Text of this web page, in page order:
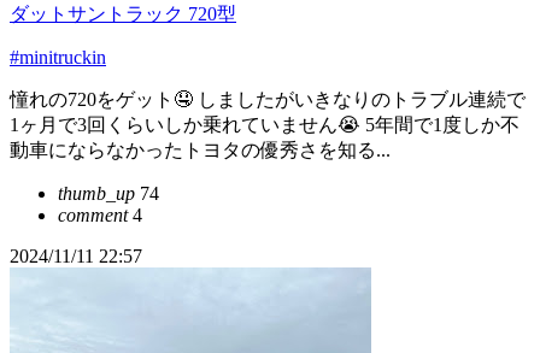
ダットサントラック 720型
#minitruckin
憧れの720をゲット🤤 しましたがいきなりのトラブル連続で
1ヶ月で3回くらいしか乗れていません😭 5年間で1度しか不
動車にならなかったトヨタの優秀さを知る...
thumb_up 74
comment4
2024/11/11 22:57